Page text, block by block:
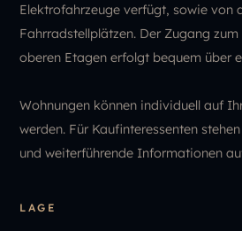
Elektrofahrzeuge verfügt, sowie von
Fahrradstellplätzen. Der Zugang
oberen Etagen erfolgt bequem über
Wohnungen können individuell auf
werden. Für Kaufinteressenten
und weiterführende Informationen
LAGE